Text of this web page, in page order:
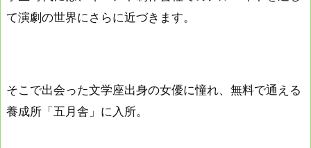
て演劇の世界にさらに近づきます。
そこで出会った文学座出身の女優に憧れ、無料で通える
養成所「五月舎」に入所。